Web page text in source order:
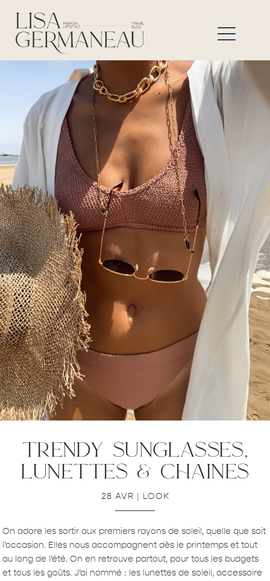
trendy sunglasses,
lunettes & chaines
28 AVR | LOOK
On adore les sortir aux premiers rayons de soleil, quelle que soit
l’occasion. Elles nous accompagnent dès le printemps et tout
au long de l’été. On en retrouve partout, pour tous les budgets
et tous les goûts. J’ai nommé : les lunettes de soleil, accessoire